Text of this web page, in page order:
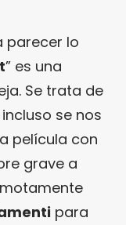
parecer lo
” es una
Se trata de
se nos
película con
grave a
para